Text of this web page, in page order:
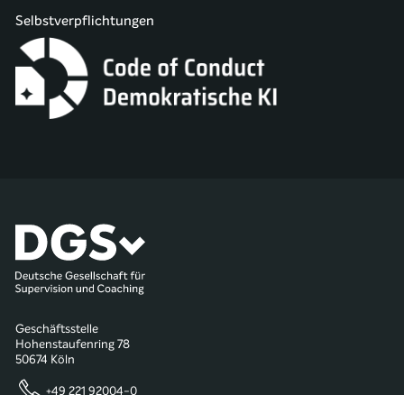
Selbstverpflichtungen
Geschäftsstelle
Hohenstaufenring 78
50674 Köln
+49 221 92004-0